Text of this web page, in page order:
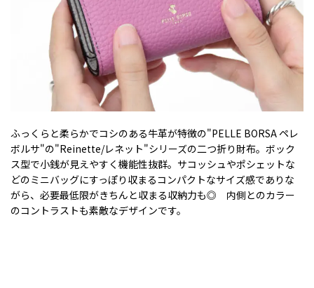
ふっくらと柔らかでコシのある牛革が特徴の"PELLE BORSA ペレ
ボルサ"の"Reinette/レネット"シリーズの二つ折り財布。ボック
ス型で小銭が見えやすく機能性抜群。サコッシュやポシェットな
どのミニバッグにすっぽり収まるコンパクトなサイズ感でありな
がら、必要最低限がきちんと収まる収納力も◎ 内側とのカラー
のコントラストも素敵なデザインです。